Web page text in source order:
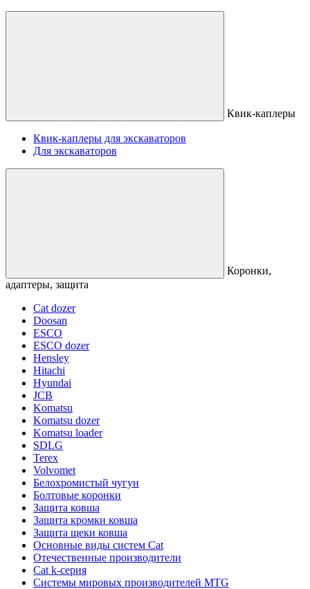
Квик-каплеры
Квик-каплеры для экскаваторов
Для экскаваторов
Коронки,
адаптеры, защита
Cat dozer
Doosan
ESCO
ESCO dozer
Hensley
Hitachi
Hyundai
JCB
Komatsu
Komatsu dozer
Komatsu loader
SDLG
Terex
Volvomet
Белохромистый чугун
Болтовые коронки
Защита ковша
Защита кромки ковша
Защита щеки ковша
Основные виды систем Cat
Отечественные производители
Сat k-серия
Системы мировых производителей MTG